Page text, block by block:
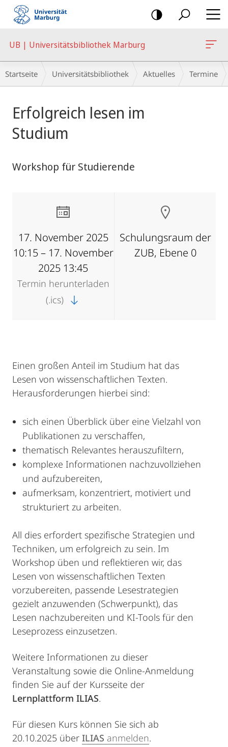
Mobile-
Navigation
UB | Universitätsbibliothek Marburg
Breadcrumb-
Navigation
Startseite Universitätsbibliothek Aktuelles Termine
Erfolgreich lesen im
Studium
Workshop für Studierende
17. November 2025
10:15 – 17. November
2025 13:45
Termin herunterladen
(.ics)
Schulungsraum der
ZUB, Ebene 0
Einen großen Anteil im Studium hat das
Lesen von wissenschaftlichen Texten.
Herausforderungen hierbei sind:
sich einen Überblick über eine Vielzahl von
Publikationen zu verschaffen,
thematisch Relevantes herauszufiltern,
komplexe Informationen nachzuvollziehen
und aufzubereiten,
aufmerksam, konzentriert, motiviert und
strukturiert zu arbeiten.
All dies erfordert spezifische Strategien und
Techniken, um erfolgreich zu sein. Im
Workshop üben und reflektieren wir, das
Lesen von wissenschaftlichen Texten
vorzubereiten, passende Lesestrategien
gezielt anzuwenden (Schwerpunkt), das
Lesen nachzubereiten und KI-Tools für den
Leseprozess einzusetzen.
Weitere Informationen zu dieser
Veranstaltung sowie die Online-Anmeldung
finden Sie auf der Kursseite der
Lernplattform ILIAS.
Für diesen Kurs können Sie sich ab
20.10.2025 über ILIAS anmelden.